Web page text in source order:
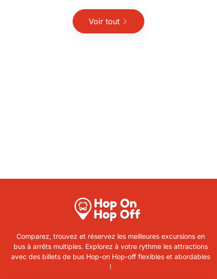
Voir tout
Comparez, trouvez et réservez les meilleures excursions en
bus à arrêts multiples. Explorez à votre rythme les attractions
avec des billets de bus Hop-on Hop-off flexibles et abordables
!